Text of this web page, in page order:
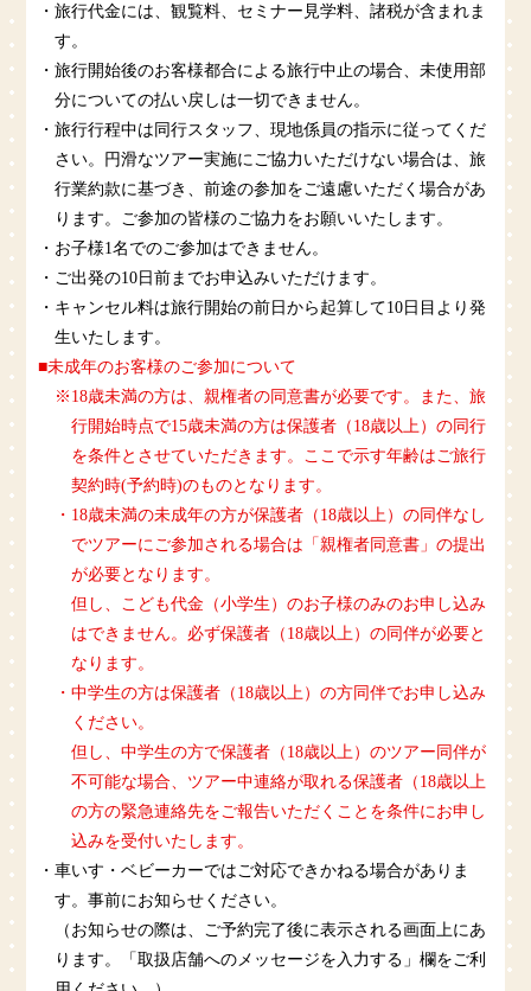
・旅行代金には、観覧料、セミナー見学料、諸税が含まれま
す。
・旅行開始後のお客様都合による旅行中止の場合、未使用部
分についての払い戻しは一切できません。
・旅行行程中は同行スタッフ、現地係員の指示に従ってくだ
さい。円滑なツアー実施にご協力いただけない場合は、旅
行業約款に基づき、前途の参加をご遠慮いただく場合があ
ります。ご参加の皆様のご協力をお願いいたします。
・お子様1名でのご参加はできません。
・ご出発の10日前までお申込みいただけます。
・キャンセル料は旅行開始の前日から起算して10日目より発
生いたします。
■未成年のお客様のご参加について
※18歳未満の方は、親権者の同意書が必要です。また、旅
行開始時点で15歳未満の方は保護者（18歳以上）の同行
を条件とさせていただきます。ここで示す年齢はご旅行
契約時(予約時)のものとなります。
・18歳未満の未成年の方が保護者（18歳以上）の同伴なし
でツアーにご参加される場合は「親権者同意書」の提出
が必要となります。
但し、こども代金（小学生）のお子様のみのお申し込み
はできません。必ず保護者（18歳以上）の同伴が必要と
なります。
・中学生の方は保護者（18歳以上）の方同伴でお申し込み
ください。
但し、中学生の方で保護者（18歳以上）のツアー同伴が
不可能な場合、ツアー中連絡が取れる保護者（18歳以上
の方の緊急連絡先をご報告いただくことを条件にお申し
込みを受付いたします。
・車いす・ベビーカーではご対応できかねる場合がありま
す。事前にお知らせください。
（お知らせの際は、ご予約完了後に表示される画面上にあ
ります。「取扱店舗へのメッセージを入力する」欄をご利